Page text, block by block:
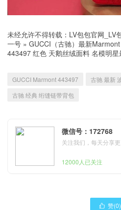
未经允许不得转载： LV包包官网_LV
一号 » GUCCI（古驰）最新
443497 红色 天鹅丝绒面料 名模明
GUCCI Marmont 443497
古驰 最新
古驰 经典 绗缝链带背包
微信号：172768
关注我们，每天分享
12000人已关注
 赞(0)